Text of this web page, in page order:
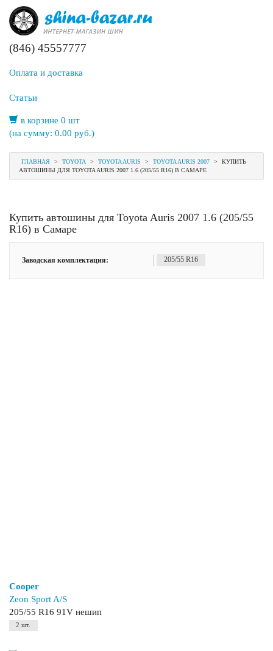
(846) 45557777
Оплата и доставка
Статьи
в корзине 0 шт
(на сумму: 0.00 руб.)
ГЛАВНАЯ > TOYOTA > TOYOTA AURIS > TOYOTA AURIS 2007 >
КУПИТЬ
АВТОШИНЫ ДЛЯ TOYOTA AURIS 2007 1.6 (205/55 R16) В САМАРЕ
Купить автошины для Toyota Auris 2007 1.6 (205/55
R16) в Самаре
Заводская комплектация: 205/55 R16
Cooper
Zeon Sport A/S
205/55 R16 91V нешип
2 шт.